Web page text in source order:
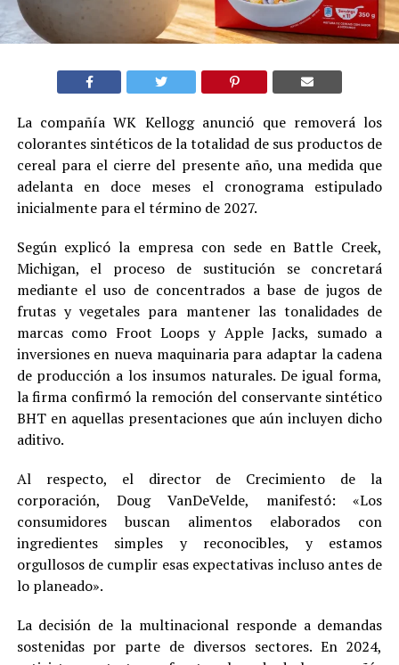
La compañía WK Kellogg anunció que removerá los
colorantes sintéticos de la totalidad de sus productos de
cereal para el cierre del presente año, una medida que
adelanta en doce meses el cronograma estipulado
inicialmente para el término de 2027.
Según explicó la empresa con sede en Battle Creek,
Michigan, el proceso de sustitución se concretará
mediante el uso de concentrados a base de jugos de
frutas y vegetales para mantener las tonalidades de
marcas como Froot Loops y Apple Jacks, sumado a
inversiones en nueva maquinaria para adaptar la cadena
de producción a los insumos naturales. De igual forma,
la firma confirmó la remoción del conservante sintético
BHT en aquellas presentaciones que aún incluyen dicho
aditivo.
Al respecto, el director de Crecimiento de la
corporación, Doug VanDeVelde, manifestó: «Los
consumidores buscan alimentos elaborados con
ingredientes simples y reconocibles, y estamos
orgullosos de cumplir esas expectativas incluso antes de
lo planeado».
La decisión de la multinacional responde a demandas
sostenidas por parte de diversos sectores. En 2024,